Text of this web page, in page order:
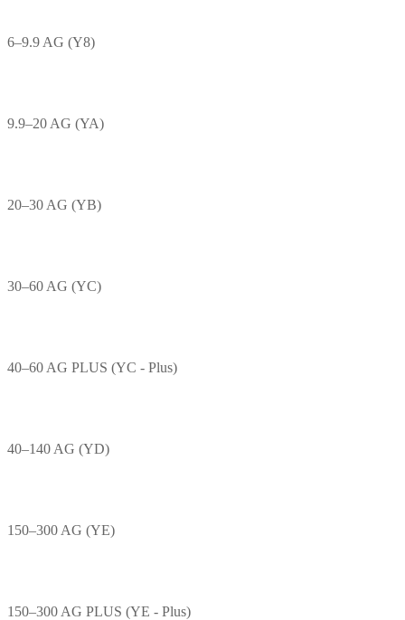
6–9.9 AG (Y8)
9.9–20 AG (YA)
20–30 AG (YB)
30–60 AG (YC)
40–60 AG PLUS (YC - Plus)
40–140 AG (YD)
150–300 AG (YE)
150–300 AG PLUS (YE - Plus)